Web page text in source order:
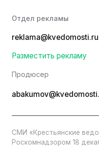
Отдел рекламы
reklama@kvedomosti.ru
Разместить рекламу
Продюсер
СМИ «Крестьянские
Роскомнадзором 18